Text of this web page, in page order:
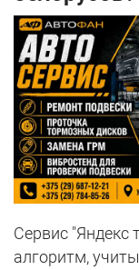
Сервис "Яндекс
алгоритм,